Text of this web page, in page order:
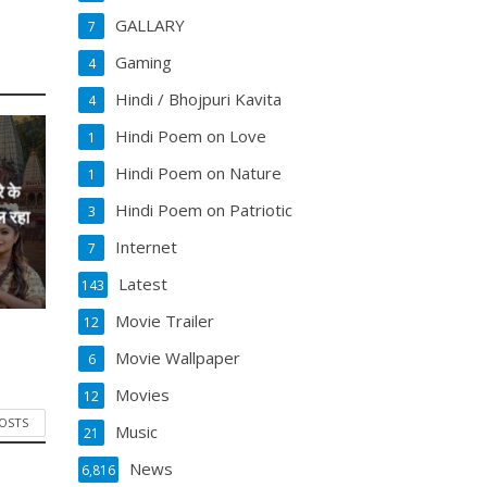
के
रहा
GALLARY
7
Gaming
4
Hindi / Bhojpuri Kavita
4
Hindi Poem on Love
1
Hindi Poem on Nature
1
Hindi Poem on Patriotic
3
Internet
7
Latest
143
Movie Trailer
12
Movie Wallpaper
6
Movies
12
Music
21
News
6,816